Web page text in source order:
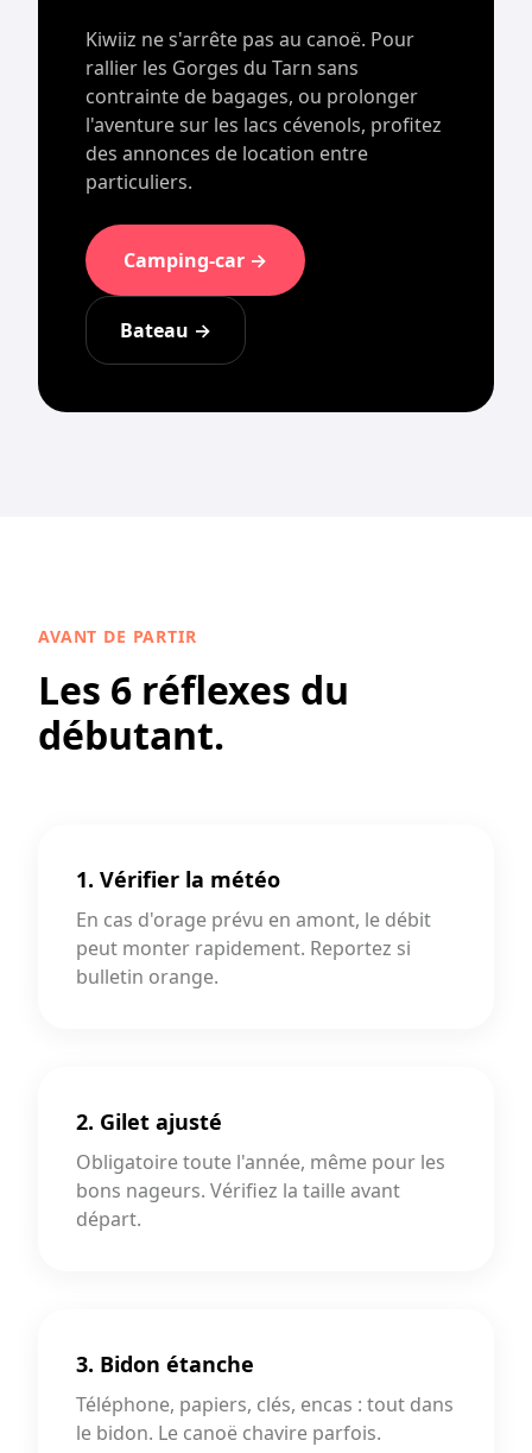
Kiwiiz ne s'arrête pas au canoë. Pour
rallier les Gorges du Tarn sans
contrainte de bagages, ou prolonger
l'aventure sur les lacs cévenols, profitez
des annonces de location entre
particuliers.
Camping-car →
Bateau →
AVANT DE PARTIR
Les 6 réflexes du
débutant.
1. Vérifier la météo
En cas d'orage prévu en amont, le débit
peut monter rapidement. Reportez si
bulletin orange.
2. Gilet ajusté
Obligatoire toute l'année, même pour les
bons nageurs. Vérifiez la taille avant
départ.
3. Bidon étanche
Téléphone, papiers, clés, encas : tout dans
le bidon. Le canoë chavire parfois.